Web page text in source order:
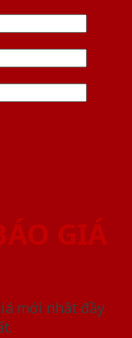
GIÁ
mới nhât đầy